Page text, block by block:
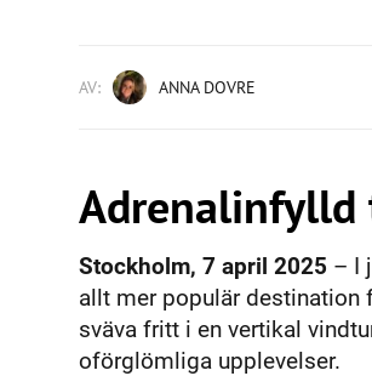
AV: ANNA DOVRE
Adrenalinfylld
Stockholm, 7 april 2025 – I
allt mer populär destination
sväva fritt i en vertikal
oförglömliga upplevelser.